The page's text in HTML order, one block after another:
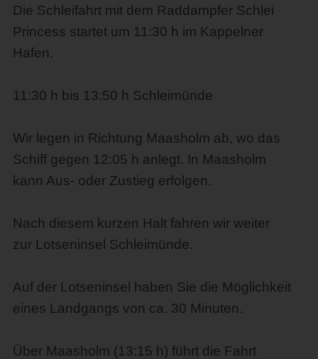
Die Schleifahrt mit dem Raddampfer Schlei
Princess startet um 11:30 h im Kappelner
Hafen.
11:30 h bis 13:50 h Schleimünde
Wir legen in Richtung Maasholm ab, wo das
Schiff gegen 12:05 h anlegt. In Maasholm
kann Aus- oder Zustieg erfolgen.
Nach diesem kurzen Halt fahren wir weiter
zur Lotseninsel Schleimünde.
Auf der Lotseninsel haben Sie die Möglichkeit
eines Landgangs von ca. 30 Minuten.
Über Maasholm (13:15 h) führt die Fahrt